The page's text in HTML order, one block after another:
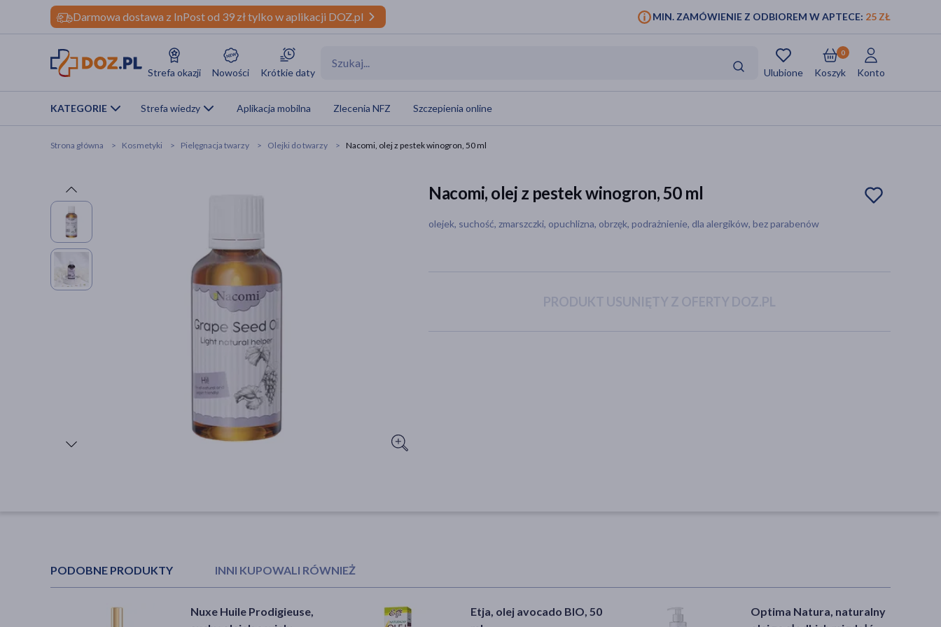
Darmowa dostawa z InPost od 39 zł tylko w aplikacji DOZ.pl MIN. ZAMÓWIENIE Z ODBIOREM W APTECE: 25 ZŁ
Strefa okazji Nowości Krótkie daty Ulubione Koszyk
0
Konto
KATEGORIE Strefa wiedzy Aplikacja mobilna Zlecenia NFZ Szczepienia online
Strona główna Kosmetyki Pielęgnacja twarzy Olejki do twarzy Nacomi, olej z pestek winogron, 50 ml
Nacomi, olej z pestek winogron, 50 ml
olejek, suchość, zmarszczki, opuchlizna, obrzęk, podrażnienie, dla alergików, bez parabenów
PRODUKT USUNIĘTY Z OFERTY DOZ.PL
PODOBNE PRODUKTY INNI KUPOWALI RÓWNIEŻ
Nuxe Huile Prodigieuse,
Etja, olej avocado BIO, 50
Optima Natura, naturalny
Veoli Botanica Love At
Ziaja Nuno, tonik
Ziaja Nuno, żel myjący